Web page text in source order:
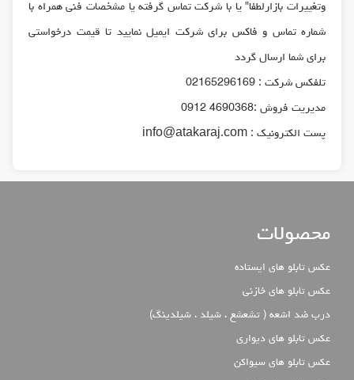
وتغییرات بازارلطفا" یا با شرکت تماس گرفته یا مشخصات فنی همراه با
شماره تماس و فاکس برای شرکت ایمیل نمایید تا قیمت درخواستی
برای شما ارسال گردد
تلفکس شرکت : 02165296169
مدیریت فروش :4690368 0912
پست الکترونیک : info@atakaraj.com
محصولات
عکس تابلو های ایستاده
عکس تابلو های خازنی
درب ضد اشعه ( تشعشع ، شیلد ، شیلدینگ)
عکس تابلو های دیواری
عکس تابلو های سیواکن